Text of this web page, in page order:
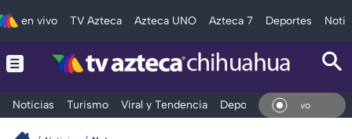
en vivo TV Azteca Azteca UNO Azteca 7 Deportes
Noticias Turismo Viral y Tendencia Deportes Espectáculos
En